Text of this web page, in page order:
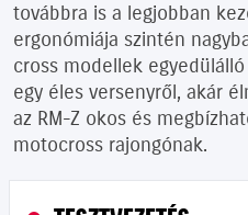
továbbra is a legjobban
ergonómiája szintén
cross modellek
egy éles versenyről, akár
az RM-Z okos és
motocross rajongónak.